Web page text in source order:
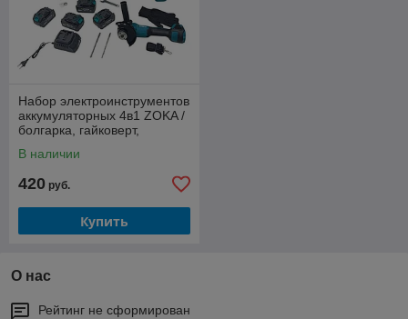
Набор электроинструментов
аккумуляторных 4в1 ZOKA /
болгарка, гайковерт,
шуруповерт
В наличии
420 руб.
Купить
О нас
Рейтинг не сформирован